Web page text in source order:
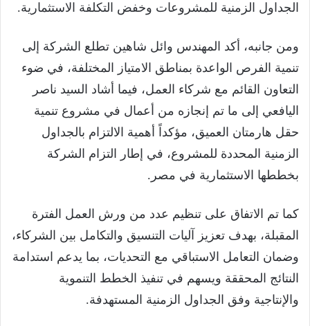
الجداول الزمنية للمشروعات وخفض التكلفة الاستثمارية.
ومن جانبه، أكد المهندس وائل شاهين تطلع الشركة إلى
تنمية الفرص الواعدة بمناطق الامتياز المختلفة، في ضوء
التعاون القائم مع شركاء العمل، فيما أشاد السيد ناصر
اليافعي إلى ما تم إنجازه من أعمال في مشروع تنمية
حقل هارمتان العميق، مؤكداً أهمية الالتزام بالجداول
الزمنية المحددة للمشروع، في إطار التزام الشركة
بخططها الاستثمارية في مصر.
كما تم الاتفاق على تنظيم عدد من ورش العمل الفترة
المقبلة، بهدف تعزيز آليات التنسيق والتكامل بين الشركاء،
وضمان التعامل الاستباقي مع التحديات، بما يدعم استدامة
النتائج المحققة ويسهم في تنفيذ الخطط التنموية
والإنتاجية وفق الجداول الزمنية المستهدفة.